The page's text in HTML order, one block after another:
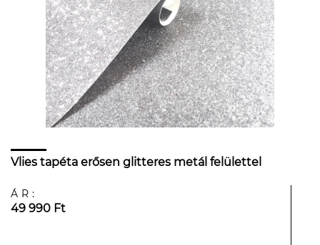
Vlies tapéta erősen glitteres metál felülettel
ÁR:
49 990 Ft